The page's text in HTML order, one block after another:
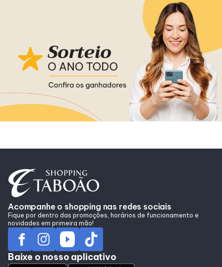
Programa de Benefícios
Acompanhe o shopping nas redes sociais
Fique por dentro das promoções, horários de funcionamento e
novidades em primeira mão!
Baixe o nosso aplicativo